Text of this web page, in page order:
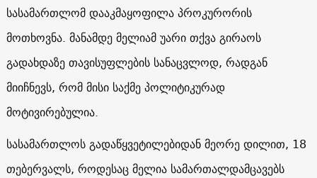
სასამართლომ დააკმაყოფილა პროკურორის
მოთხოვნა. მანამდე მელიამ უარი თქვა გირაოს
გადახდაზე თავისუფლების სანაცვლოდ, რადგან
მიიჩნევს, რომ მისი საქმე პოლიტიკურად
მოტივირებულია.
სასამართლოს გადაწყვეტილებიდან მეორე დილით, 18
თებერვალს, როდესაც მელია სამართალდამცავებს